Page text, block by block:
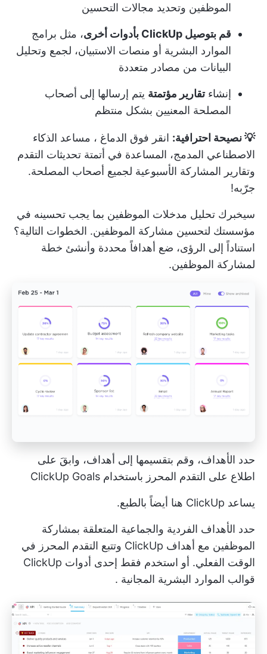
الموظفين وتحديد مجالات التحسين
قم بتوصيل ClickUp بأدوات أخرى
، مثل برامج
الموارد البشرية أو منصات الاستبيان، لجمع وتحليل
البيانات من مصادر متعددة
إنشاءتقارير مؤتمتة يتم إرسالها إلى أصحاب
المصلحة المعنيين بشكل منتظم
💡 نصيحة احترافية: انقر فوق الدماغ ، مساعد الذكاء
الاصطناعي المدمج، المساعدة في أتمتة تحديثات التقدم
وتقارير المشاركة الأسبوعية لجميع أصحاب المصلحة.
جرّبه!
سيخبرك تحليل مدخلات الموظفين بما يجب تحسينه في
مؤسستك لتحسين مشاركة الموظفين. الخطوات التالية؟
استناداً إلى الرؤى، ضع أهدافاً محددة وأنشئ خطة
لمشاركة الموظفين.
حدد الأهداف، وقم بتقسيمها إلى أهداف، وابقَ على
اطلاع على التقدم المحرز باستخدام ClickUp Goals
يساعد ClickUp هنا أيضاً بالطبع.
حدد الأهداف الفردية والجماعية المتعلقة بمشاركة
الموظفين مع أهداف ClickUp
وتتبع التقدم المحرز في
الوقت الفعلي. أو استخدم فقط إحدى أدوات ClickUp
قوالب الموارد البشرية المجانية .